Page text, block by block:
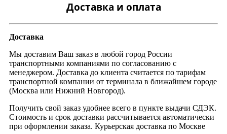
Доставка и оплата
Доставка
Мы доставим Ваш заказ в любой город России
транспортными компаниями по согласованию с
менеджером. Доставка до клиента считается по тарифам
транспортной компании от терминала в ближайшем городе
(Москва или Нижний Новгород).
Получить свой заказ удобнее всего в пункте выдачи СДЭК.
Стоимость и срок доставки рассчитывается автоматически
при оформлении заказа. Курьерская доставка по Москве